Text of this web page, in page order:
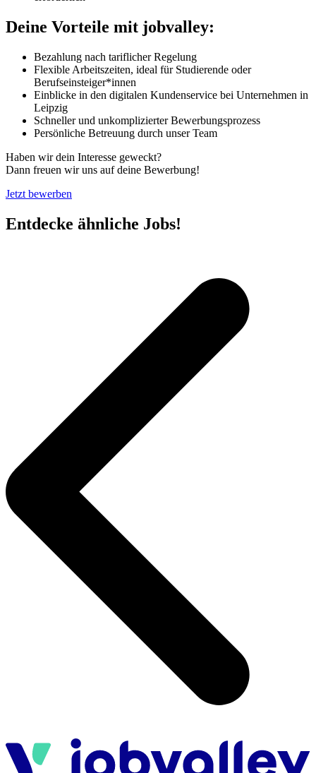
Deine Vorteile mit jobvalley:
Bezahlung nach tariflicher Regelung
Flexible Arbeitszeiten, ideal für Studierende oder
Berufseinsteiger*innen
Einblicke in den digitalen Kundenservice bei Unternehmen in
Leipzig
Schneller und unkomplizierter Bewerbungsprozess
Persönliche Betreuung durch unser Team
Haben wir dein Interesse geweckt?
Dann freuen wir uns auf deine Bewerbung!
Jetzt bewerben
Entdecke ähnliche Jobs!